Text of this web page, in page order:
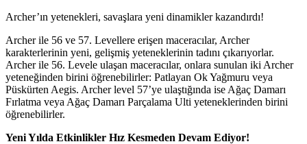
Archer’ın yetenekleri, savaşlara yeni dinamikler kazandırdı!
Archer ile 56 ve 57. Levellere erişen maceracılar, Archer
karakterlerinin yeni, gelişmiş yeteneklerinin tadını çıkarıyorlar.
Archer ile 56. Levele ulaşan maceracılar, onlara sunulan iki Archer
yeteneğinden birini öğrenebilirler: Patlayan Ok Yağmuru veya
Püskürten Aegis. Archer level 57’ye ulaştığında ise Ağaç Damarı
Fırlatma veya Ağaç Damarı Parçalama Ulti yeteneklerinden birini
öğrenebilirler.
Yeni Yılda Etkinlikler Hız Kesmeden Devam Ediyor!